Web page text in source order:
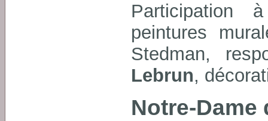
Participation
peintures
Stedman,
Lebrun,
Notre-Dame